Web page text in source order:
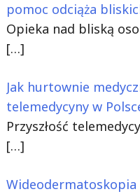
pomoc odciąża
Opieka nad bliską
[…]
Jak hurtownie
telemedycyny w
Przyszłość
[…]
Wideodermatoskopia